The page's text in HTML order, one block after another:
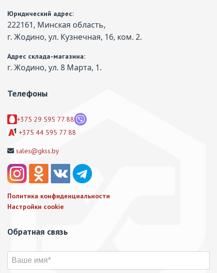
Юридический адрес:
222161, Минская область,
г. Жодино, ул. Кузнечная, 16, ком. 2.
Адрес склада-магазина:
г. Жодино, ул. 8 Марта, 1.
Телефоны
+375 29 595 77 88
+375 44 595 77 88
sales@gkss.by
Политика конфиденциальности
Настройки cookie
Обратная связь